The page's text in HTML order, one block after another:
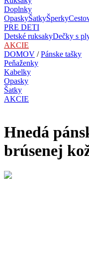
Doplnky
OpaskyŠatkyŠperky
PRE DETI
Detské ruksakyDečky s
AKCIE
DOMOV /Pánske tašky
Peňaženky
Kabelky
Opasky
Šatky
AKCIE
Hnedá
brúsenej